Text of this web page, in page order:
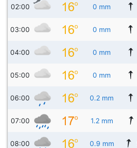
02:00 0 mm
03:00 0 mm
04:00 0 mm
05:00 0 mm
06:00 0.2 mm
07:00 1.2 mm
08:00 0.9 mm